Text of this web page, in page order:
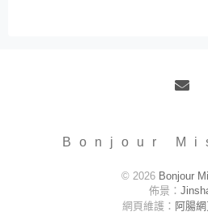
Bonjour
© 2026 Bonjour
佈景：
網頁維護： 阿腸